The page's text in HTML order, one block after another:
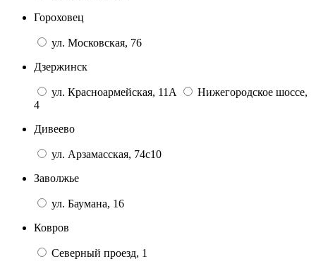
Гороховец
ул. Московская, 76
Дзержинск
ул. Красноармейская, 11А
Нижегородское шоссе,
4
Дивеево
ул. Арзамасская, 74с10
Заволжье
ул. Баумана, 16
Ковров
Северный проезд, 1